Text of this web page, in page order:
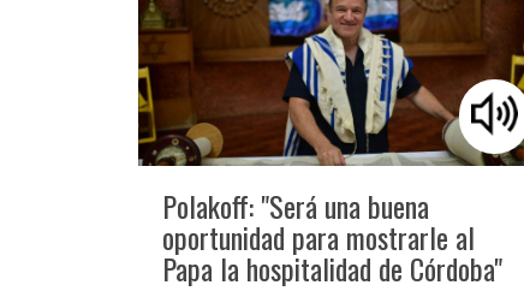
Polakoff: "Será una buena
oportunidad para mostrarle al
Papa la hospitalidad de Córdoba"